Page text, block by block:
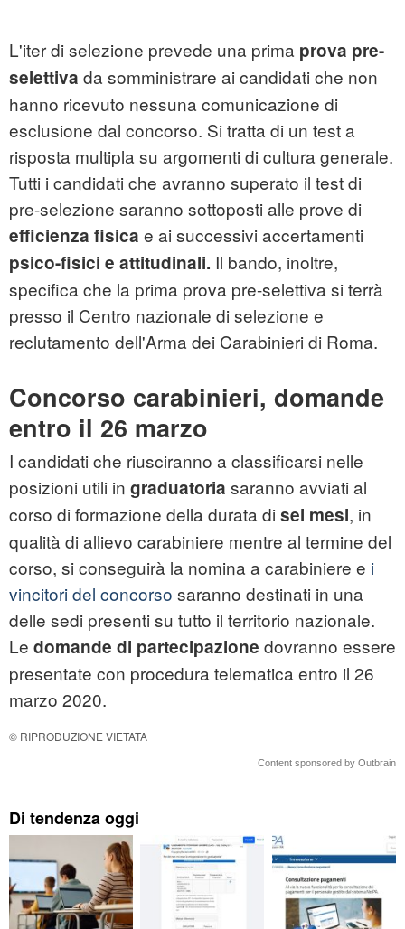
L'iter di selezione prevede una prima prova pre-
selettiva da somministrare ai candidati che non
hanno ricevuto nessuna comunicazione di
esclusione dal concorso. Si tratta di un test a
risposta multipla su argomenti di cultura generale.
Tutti i candidati che avranno superato il test di
pre-selezione saranno sottoposti alle prove di
efficienza fisica e ai successivi accertamenti
psico-fisici e attitudinali. Il bando, inoltre,
specifica che la prima prova pre-selettiva si terrà
presso il Centro nazionale di selezione e
reclutamento dell'Arma dei Carabinieri di Roma.
Concorso carabinieri, domande
entro il 26 marzo
I candidati che riusciranno a classificarsi nelle
posizioni utili in graduatoria saranno avviati al
corso di formazione della durata di sei mesi, in
qualità di allievo carabiniere mentre al termine del
corso, si conseguirà la nomina a carabiniere e i
vincitori del concorso saranno destinati in una
delle sedi presenti su tutto il territorio nazionale.
Le domande di partecipazione dovranno essere
presentate con procedura telematica entro il 26
marzo 2020.
© RIPRODUZIONE VIETATA
Content sponsored by Outbrain
Di tendenza oggi